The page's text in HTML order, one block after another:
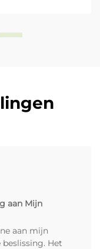
aan Mijn
aan mijn
Het